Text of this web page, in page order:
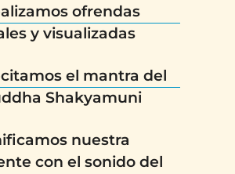
ofrendas
y visualizadas
el mantra del
Shakyamuni
nuestra
con el sonido del